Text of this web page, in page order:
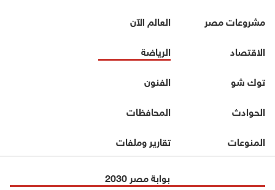
مشروعات مصر
العالم الآن
الاقتصاد
الرياضة
توك شو
الفنون
الحوادث
المحافظات
المنوعات
تقارير وملفات
بوابة مصر 2030